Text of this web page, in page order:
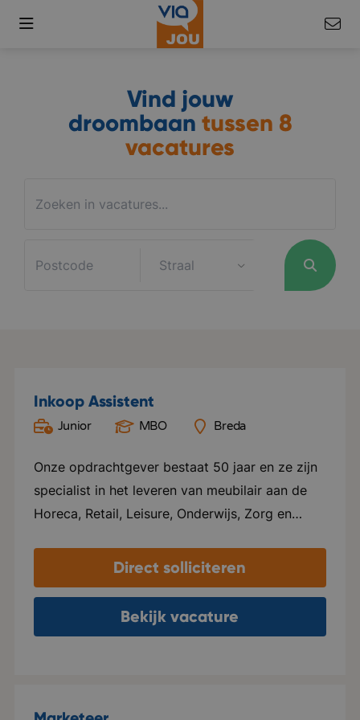
Vind jouw
droombaan tussen 8
vacatures
Inkoop Assistent
Junior MBO Breda
Onze opdrachtgever bestaat 50 jaar en ze zijn
specialist in het leveren van meubilair aan de
Horeca, Retail, Leisure, Onderwijs, Zorg en
doen. Ze leveren maatwerk en zijn
onderscheidend. Ze leggen de lat hoog en
lopen voorop in de markt. Ze hebben drie
showrooms gevestigd in Breda, Dalfsen en
Direct solliciteren
Bekijk vacature